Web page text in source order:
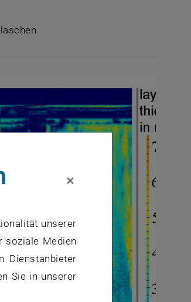
×
unserer
soziale Medien
Dienstanbieter
Sie in unserer